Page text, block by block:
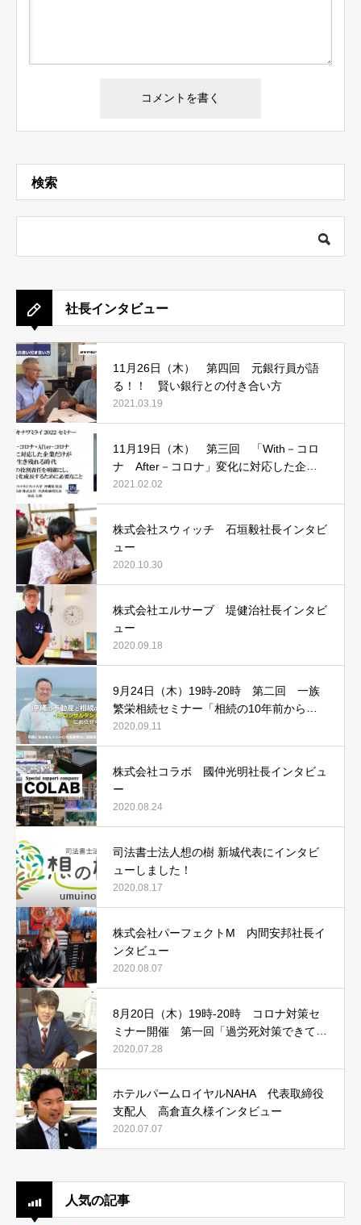
検索
社長インタビュー
11月26日（木） 第四回 元銀行員が語
る！！ 賢い銀行との付き合い方
2021.03.19
11月19日（木） 第三回 「With－コロ
ナ After－コロナ」変化に対応した企業
だけが生き残れる時代
2021.02.02
株式会社スウィッチ 石垣毅社長インタビ
ュー
2020.10.30
株式会社エルサーブ 堤健治社長インタビ
ュー
2020.09.18
9月24日（木）19時‐20時 第二回 一族
繁栄相続セミナー「相続の10年前からや
るべき3つの事とは！？」
2020.09.11
株式会社コラボ 國仲光明社長インタビュ
ー
2020.08.24
司法書士法人想の樹 新城代表にインタビ
ューしました！
2020.08.17
株式会社パーフェクトM 内間安邦社長イ
ンタビュー
2020.08.07
8月20日（木）19時-20時 コロナ対策セ
ミナー開催 第一回「過労死対策できてい
ますか？その時会社は守れません！」
2020.07.28
ホテルパームロイヤルNAHA 代表取締役
支配人 高倉直久様インタビュー
2020.07.07
人気の記事